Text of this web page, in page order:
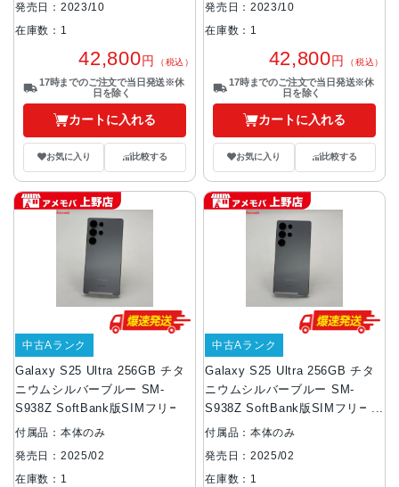
発売日：2023/10
在庫数：1
42,800円 （税込）
17時までのご注文で当日発送※休
日を除く
カートに入れる
お気に入り 比較する
発売日：2023/10
在庫数：1
42,800円 （税込）
17時までのご注文で当日発送※休
日を除く
カートに入れる
お気に入り 比較する
Galaxy S25 Ultra 256GB チタ
ニウムシルバーブルー SM-
S938Z SoftBank版SIMフリー
中古Aランク
付属品：本体のみ
発売日：2025/02
在庫数：1
Galaxy S25 Ultra 256GB チタ
ニウムシルバーブルー SM-
S938Z SoftBank版SIMフリー
美品
中古Aランク
付属品：本体のみ
発売日：2025/02
在庫数：1